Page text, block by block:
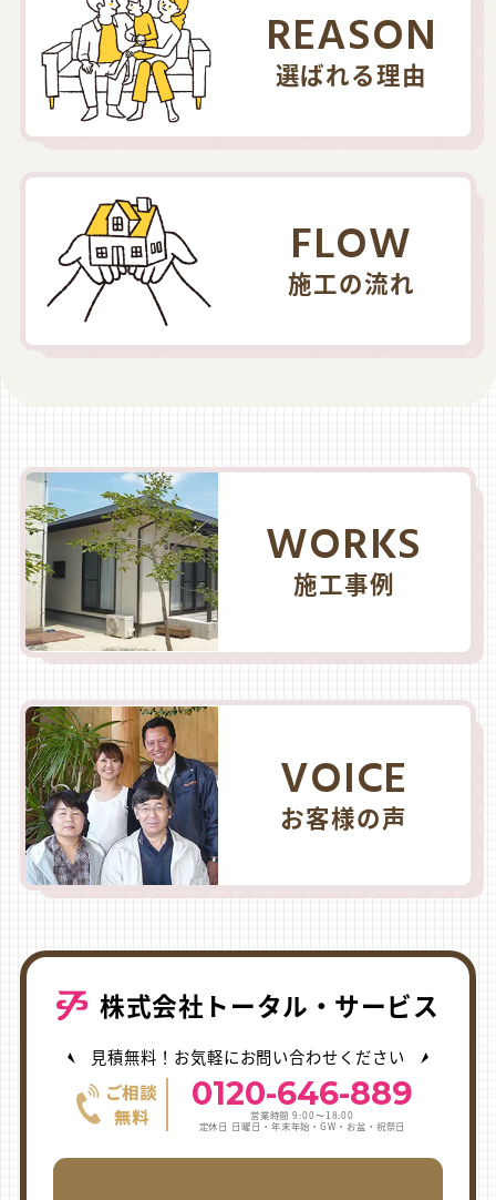
REASON
選ばれる理由
FLOW
施工の流れ
WORKS
施工事例
VOICE
お客様の声
株式会社トータル・サービス
見積無料！お気軽にお問い合わせください
0120-646-889
営業時間 9:00〜18:00
定休日 日曜日・年末年始・GW・お盆・祝祭日